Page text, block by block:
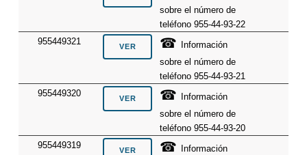
sobre el número de
teléfono 955-44-93-22
955449321
☎ Información
sobre el número de
teléfono 955-44-93-21
955449320
☎ Información
sobre el número de
teléfono 955-44-93-20
955449319
☎ Información